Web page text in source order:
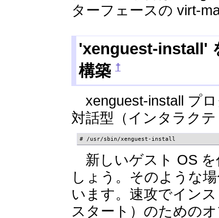
ターフェースの virt-
'xenguest-install'
構築†
xenguest-install プ
対話型（インタラク
# /usr/sbin/xenguest-install
新しいゲスト OS を
しょう。そのような
います。速攻でイン
スタート）のための